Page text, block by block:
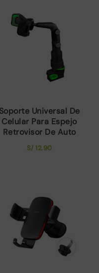
Soporte Universal De
Celular Para Espejo
Retrovisor De Auto
S/ 12.90